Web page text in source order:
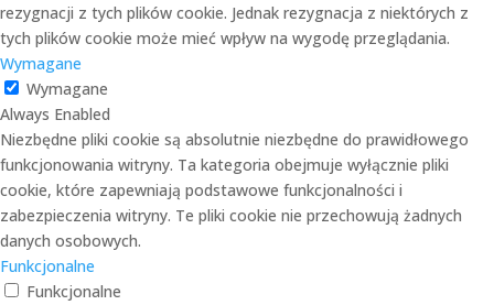
rezygnacji z tych plików cookie. Jednak rezygnacja z niektórych z
tych plików cookie może mieć wpływ na wygodę przeglądania.
Wymagane
Wymagane
Always Enabled
Niezbędne pliki cookie są absolutnie niezbędne do prawidłowego
funkcjonowania witryny. Ta kategoria obejmuje wyłącznie pliki
cookie, które zapewniają podstawowe funkcjonalności i
zabezpieczenia witryny. Te pliki cookie nie przechowują żadnych
danych osobowych.
Funkcjonalne
Funkcjonalne